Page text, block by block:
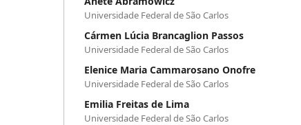
Universidade Federal de São Carlos
Cármen Lúcia Brancaglion Passos
Universidade Federal de São Carlos
Elenice Maria Cammarosano Onofre
Universidade Federal de São Carlos
Emilia Freitas de Lima
Universidade Federal de São Carlos